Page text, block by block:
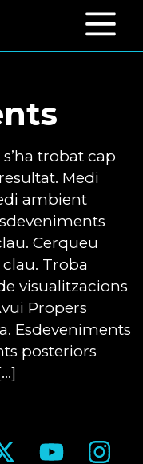
trobat cap
Medi
ambient
Cerqueu
Troba
visualitzacions
Propers
Esdeveniments
posteriors